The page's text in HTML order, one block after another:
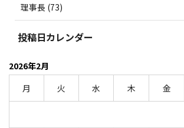
理事長 (73)
投稿日カレンダー
2026年2月
月
火 水 木 金